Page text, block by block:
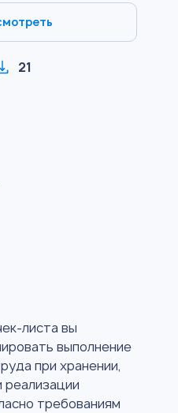
21
листа вы
выполнение
при хранении,
реализации
требованиям